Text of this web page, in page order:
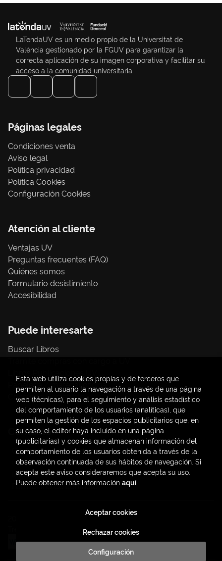
LaTendaUV es un medio propio de la Universitat de
València gestionado por la FGUV para garantizar la
correcta aplicación de su imagen corporativa y facilitar su
acceso a la comunidad universitaria
Páginas legales
Condiciones venta
Aviso legal
Política privacidad
Política Cookies
Configuración Cookies
Atención al cliente
Ventajas UV
Preguntas frecuentes (FAQ)
Quiénes somos
Formulario desistimiento
Accesibilidad
Puede interesarte
Buscar Libros
Papelería / material oficina
Consumo Sostenible
Contacto
C/ Amadeo de Saboya, 4
(+34) 963828968
latendauv@fundacio.es
Formulario de contacto
. Todos los Derechos Reservados |
Esta web utiliza cookies propias y de terceros que
permiten al usuario la navegación a través de una página
web (técnicas), para el seguimiento y análisis estadístico
del comportamiento de los usuarios (analíticas), que
permiten la gestión de los espacios publicitarios que, en
su caso, el editor haya incluido en una página
(publicitarias) y cookies que almacenan información del
comportamiento de los usuarios obtenida a través de la
observación continuada de sus hábitos de navegación. Si
acepta este aviso consideraremos que acepta su uso.
Puede obtener más información aquí.
Configuración
Rechazar cookies
Aceptar cookies